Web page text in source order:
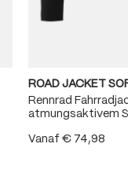
ROAD JACKET
Rennrad
atmungsaktivem
Vanaf € 74,98